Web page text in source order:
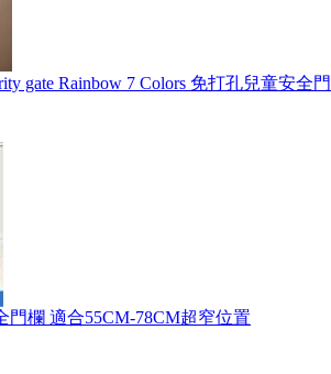
gate Rainbow 7 Colors 免打孔兒童安全
門欄 適合55CM-78CM超窄位置